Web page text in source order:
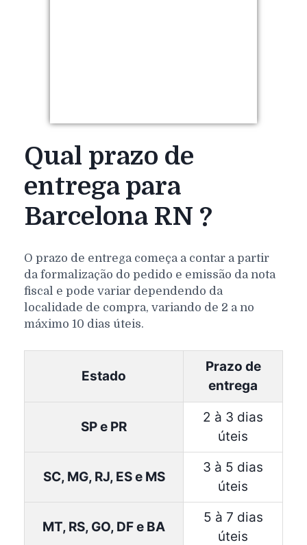
Qual prazo de
entrega para
Barcelona RN ?
O prazo de entrega começa a contar a partir
da formalização do pedido e emissão da nota
fiscal e pode variar dependendo da
localidade de compra, variando de 2 a no
máximo 10 dias úteis.
Estado
Prazo de
entrega
SP e PR
2 à 3 dias
úteis
SC, MG, RJ, ES e MS
3 à 5 dias
úteis
MT, RS, GO, DF e BA
5 à 7 dias
úteis